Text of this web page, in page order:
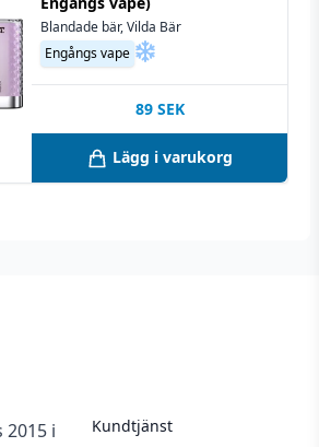
vänligen uppsök
förpackningen samt
har en hållbarhet på
förpackning och minst
förpackning – vid
Blandade bär, Vilda Bär
Engångs vape
89 SEK
Lägg i varukorg
2015 i
Kundtjänst